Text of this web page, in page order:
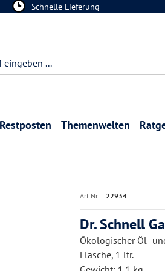
Schnelle Lieferung
Restposten Themenwelten
Art.Nr.: 22934
Dr. Schnell
Ökologischer Öl-
Flasche, 1 ltr.